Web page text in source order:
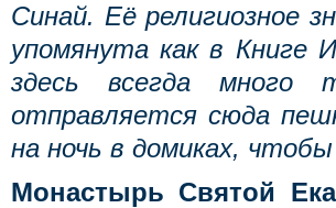
Синай. Её религиозное
упомянута как в Книге
здесь всегда много
отправляется сюда
на ночь в домиках,
Монастырь Святой